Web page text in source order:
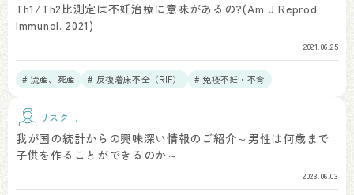
Th1/Th2比測定は不妊治療に意味があるの?(Am J Reprod
Immunol. 2021)
2021.06.25
# 流産、死産 # 反復着床不全（RIF） # 免疫不妊・不育
リスク因
我が国の統計からの興味深い情報のご紹介～男性は何歳まで
子供を作ることができるのか～
2023.06.03